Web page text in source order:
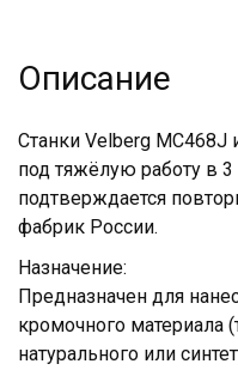
Описание
Станки Velberg MC468J
под тяжёлую работу в
подтверждается
фабрик России.
Назначение:
Предназначен для
кромочного материала
натурального или